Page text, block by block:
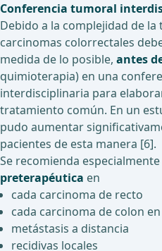
Conferencia tumoral
Debido a la complejidad de
carcinomas colorrectales
medida de lo posible, antes
quimioterapia) en una
interdisciplinaria para
tratamiento común. En un
pudo aumentar
pacientes de esta manera [6].
Se recomienda
preterapéutica en
cada carcinoma de recto
cada carcinoma de colon
metástasis a distancia
recidivas locales